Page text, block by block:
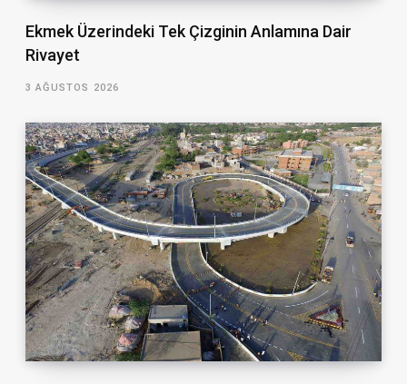
Ekmek Üzerindeki Tek Çizginin Anlamına Dair
Rivayet
3 AĞUSTOS 2026